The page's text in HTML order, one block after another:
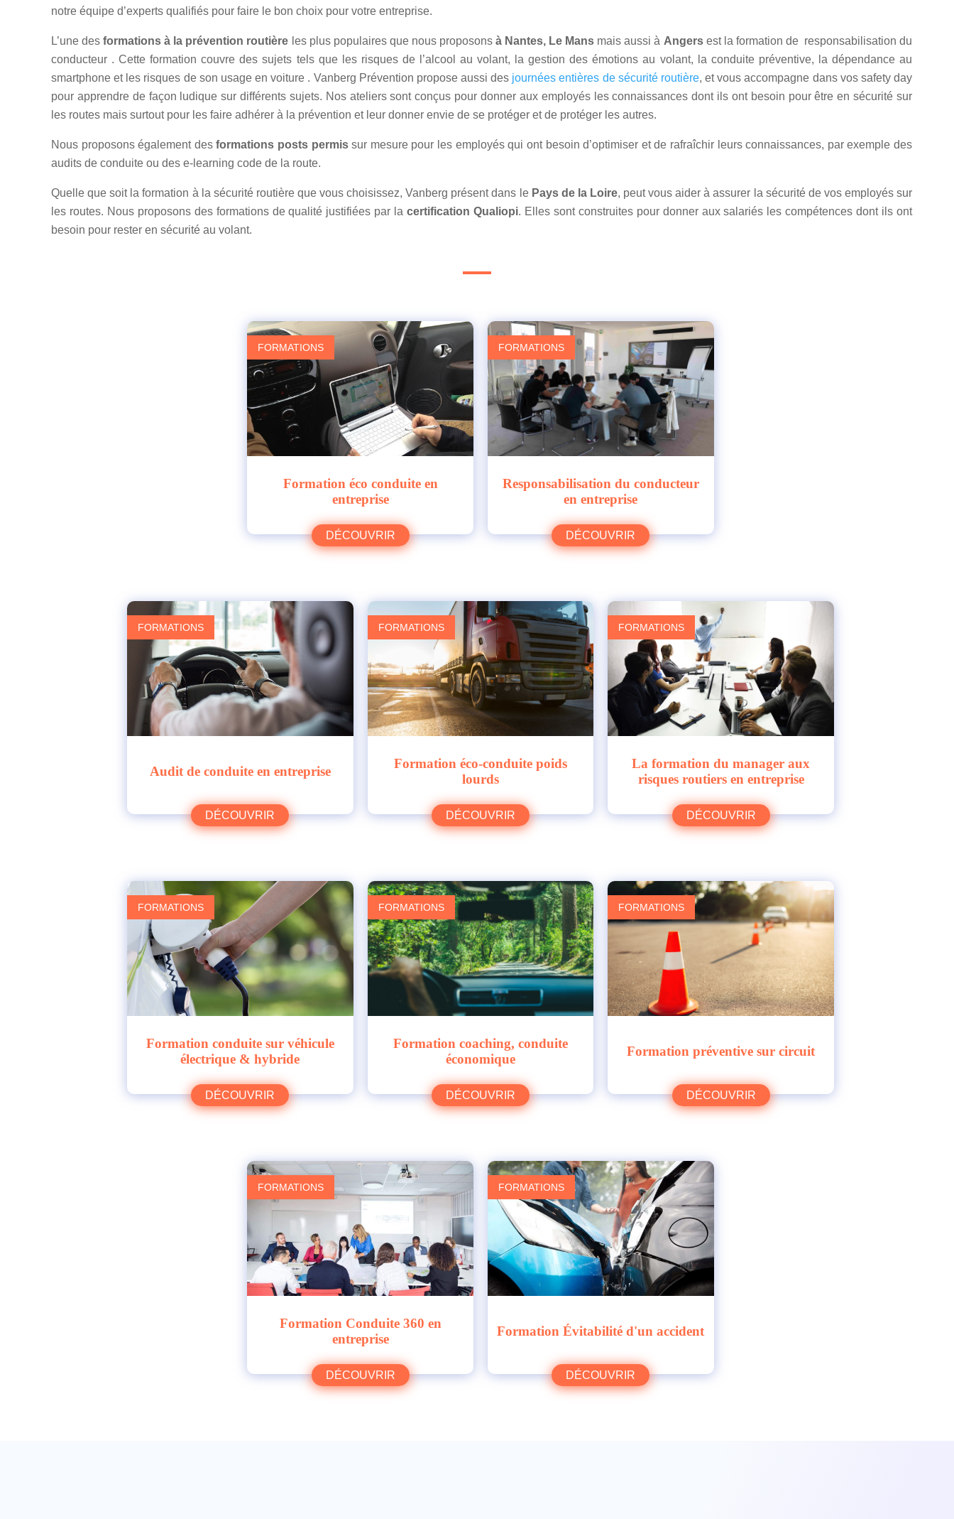
notre équipe d’experts qualifiés pour faire le bon choix pour votre entreprise.
L’une desformations à la prévention routière les plus populaires que nous proposons à Nantes, Le Mans mais aussi à Angersest la formation de responsabilisation du
conducteur . Cette formation couvre des sujets tels que les risques de l’alcool au volant, la gestion des émotions au volant, la conduite préventive, la dépendance au
smartphone et les risques de son usage en voiture . Vanberg Prévention propose aussi des journées entières de sécurité routière, et vous accompagne dans vos safety day
pour apprendre de façon ludique sur différents sujets. Nos ateliers sont conçus pour donner aux employés les connaissances dont ils ont besoin pour être en sécurité sur
les routes mais surtout pour les faire adhérer à la prévention et leur donner envie de se protéger et de protéger les autres.
Nous proposons également desformations posts permissur mesure pour les employés qui ont besoin d’optimiser et de rafraîchir leurs connaissances, par exemple des
audits de conduite ou des e-learning code de la route.
Quelle que soit la formation à la sécurité routière que vous choisissez, Vanberg présent dans le Pays de la Loire, peut vous aider à assurer la sécurité de vos employés sur
les routes. Nous proposons des formations de qualité justifiées par lacertification Qualiopi. Elles sont construites pour donner aux salariés les compétences dont ils ont
besoin pour rester en sécurité au volant.
FORMATIONS
Formation éco conduite en
entreprise
DÉCOUVRIR
FORMATIONS
Responsabilisation du conducteur
en entreprise
DÉCOUVRIR
FORMATIONS
Audit de conduite en entreprise
DÉCOUVRIR
FORMATIONS
Formation éco-conduite poids
lourds
DÉCOUVRIR
FORMATIONS
La formation du manager aux
risques routiers en entreprise
DÉCOUVRIR
FORMATIONS
Formation conduite sur véhicule
électrique & hybride
DÉCOUVRIR
FORMATIONS
Formation coaching, conduite
économique
DÉCOUVRIR
FORMATIONS
Formation préventive sur circuit
DÉCOUVRIR
FORMATIONS
Formation Conduite 360 en
entreprise
DÉCOUVRIR
FORMATIONS
Formation Évitabilité d'un accident
DÉCOUVRIR